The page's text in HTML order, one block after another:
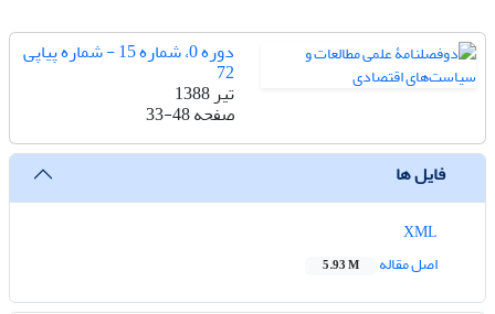
دوره 0، شماره 15 - شماره پیاپی
72
تیر 1388
صفحه33-48
فایل ها
اصل مقاله
5.93 M